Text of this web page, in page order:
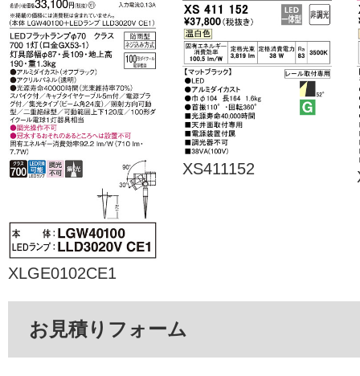
XLGE0102CE1
XS411152
お見積りフォーム